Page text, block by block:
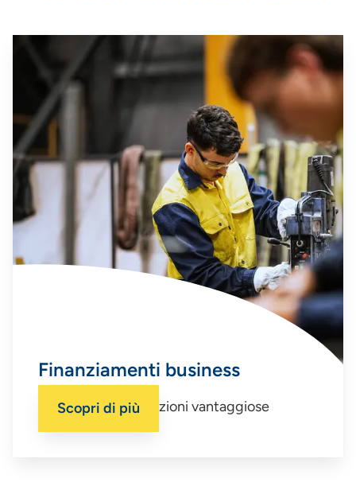
Finanziamenti business
Un prestito a condizioni vantaggiose
Scopri di più